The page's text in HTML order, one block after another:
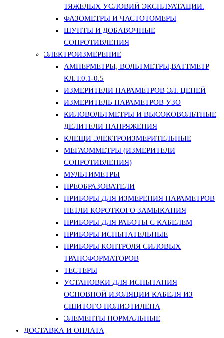
ТЯЖЕЛЫХ УСЛОВИЙ ЭКСПЛУАТАЦИИ.
ФАЗОМЕТРЫ И ЧАСТОТОМЕРЫ
ШУНТЫ И ДОБАВОЧНЫЕ
СОПРОТИВЛЕНИЯ
ЭЛЕКТРОИЗМЕРЕНИЕ
АМПЕРМЕТРЫ, ВОЛЬТМЕТРЫ,ВАТТМЕТР
КЛ.Т.0.1-0.5
ИЗМЕРИТЕЛИ ПАРАМЕТРОВ ЭЛ. ЦЕПЕЙ
ИЗМЕРИТЕЛЬ ПАРАМЕТРОВ УЗО
КИЛОВОЛЬТМЕТРЫ И ВЫСОКОВОЛЬТНЫЕ
ДЕЛИТЕЛИ НАПРЯЖЕНИЯ
КЛЕЩИ ЭЛЕКТРОИЗМЕРИТЕЛЬНЫЕ
МЕГАОММЕТРЫ (ИЗМЕРИТЕЛИ
СОПРОТИВЛЕНИЯ)
МУЛЬТИМЕТРЫ
ПРЕОБРАЗОВАТЕЛИ
ПРИБОРЫ ДЛЯ ИЗМЕРЕНИЯ ПАРАМЕТРОВ
ПЕТЛИ КОРОТКОГО ЗАМЫКАНИЯ
ПРИБОРЫ ДЛЯ РАБОТЫ С КАБЕЛЕМ
ПРИБОРЫ ИСПЫТАТЕЛЬНЫЕ
ПРИБОРЫ КОНТРОЛЯ СИЛОВЫХ
ТРАНСФОРМАТОРОВ
ТЕСТЕРЫ
УСТАНОВКИ ДЛЯ ИСПЫТАНИЯ
ОСНОВНОЙ ИЗОЛЯЦИИ КАБЕЛЯ ИЗ
СШИТОГО ПОЛИЭТИЛЕНА
ЭЛЕМЕНТЫ НОРМАЛЬНЫЕ
ДОСТАВКА И ОПЛАТА